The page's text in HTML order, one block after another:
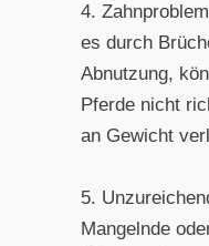
4.
es durch
Abnutzung,
Pferde nicht
an Gewicht
5.
Mangelnde